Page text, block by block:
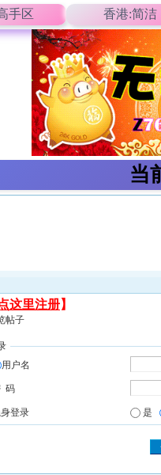
手区 香港:简洁
当
这里注册】
帖子
用户名
码
登录 是